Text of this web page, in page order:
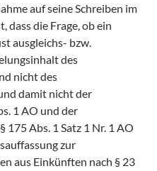
auf seine Schreiben im
dass die Frage, ob ein
ausgleichs- bzw.
des
nicht des
damit nicht der
1 AO und der
Abs. 1 Satz 1 Nr. 1 AO
zur
aus Einkünften nach § 23